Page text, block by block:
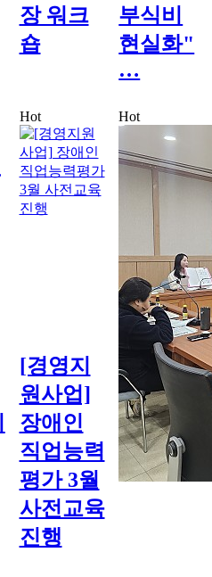
장 워크
숍
부식비
현실화"
…
Hot
[경영지
원사업]
장애인
직업능력
평가 3월
사전교육
진행
Hot